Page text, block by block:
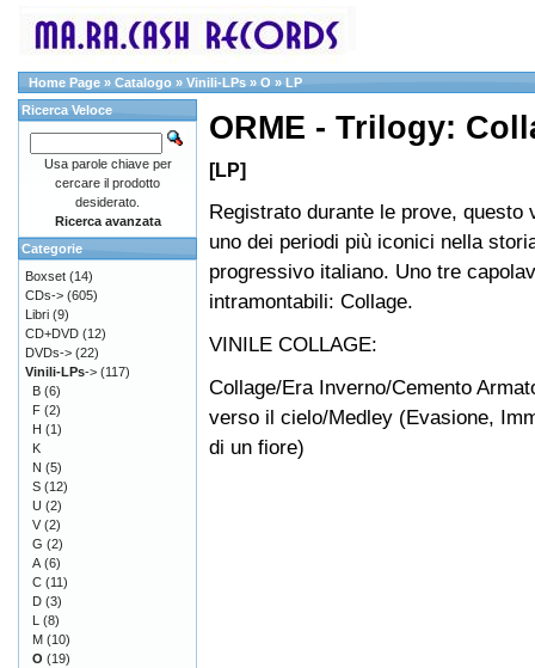
Home Page » Catalogo » Vinili-LPs » O » LP
ORME - Trilogy:
[LP]
Registrato durante le prove, questo
uno dei periodi più iconici nella
progressivo italiano. Uno tre
intramontabili: Collage.
VINILE COLLAGE:
Collage/Era Inverno/Cemento
verso il cielo/Medley (Evasione,
di un fiore)
Ricerca Veloce
Usa parole chiave per
cercare il prodotto
desiderato.
Ricerca avanzata
Categorie
Boxset (14)
CDs-> (605)
Libri (9)
CD+DVD (12)
DVDs-> (22)
Vinili-LPs-> (117)
B (6)
F (2)
H (1)
K
N (5)
S (12)
U (2)
V (2)
G (2)
A (6)
C (11)
D (3)
L (8)
M (10)
O (19)